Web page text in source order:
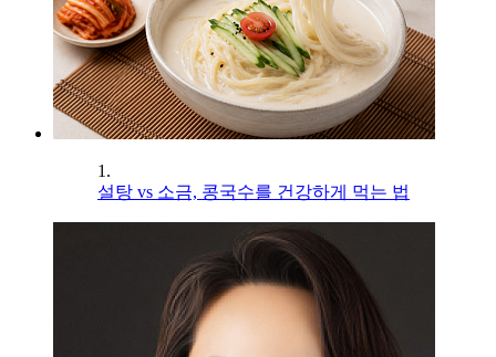
1.
설탕 vs 소금, 콩국수를 건강하게 먹는 법